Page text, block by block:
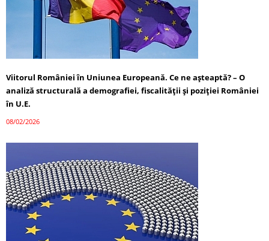
Viitorul României în Uniunea Europeană. Ce ne așteaptă? – O
analiză structurală a demografiei, fiscalității și poziției României
în U.E.
08/02/2026